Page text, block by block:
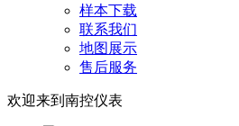
样本下载
联系我们
地图展示
售后服务
欢迎来到南控仪表